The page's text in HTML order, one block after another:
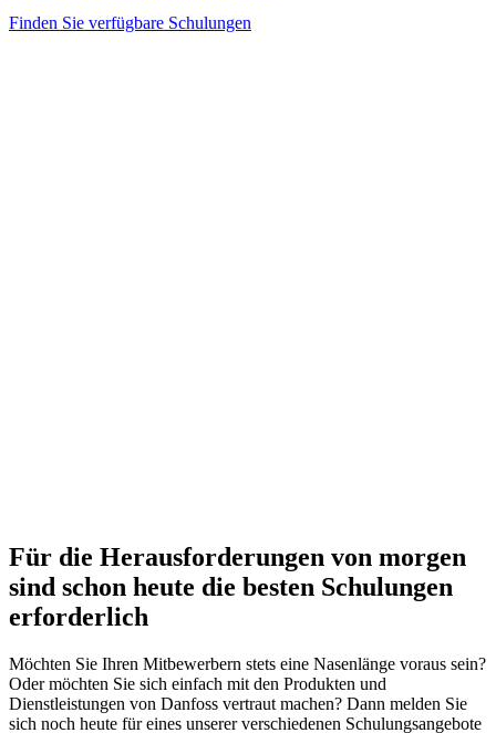
Finden Sie verfügbare Schulungen
Für die Herausforderungen von morgen
sind schon heute die besten Schulungen
erforderlich
Möchten Sie Ihren Mitbewerbern stets eine Nasenlänge voraus sein?
Oder möchten Sie sich einfach mit den Produkten und
Dienstleistungen von Danfoss vertraut machen? Dann melden Sie
sich noch heute für eines unserer verschiedenen Schulungsangebote